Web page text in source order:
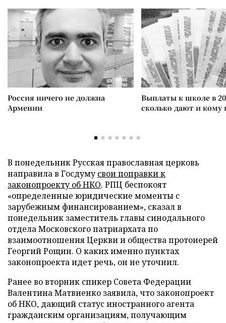
Россия ничего не должна
Армении
Выплаты к школе в
сколько дают и
В понедельник Русская православная церковь
направила в Госдумусвои поправкик
законопроекту об НКО. РПЦ беспокоят
«определенные юридические моменты с
зарубежным финансированием», сказал в
понедельник заместитель главы синодального
отдела Московского патриархата по
взаимоотношения Церкви и общества протоиерей
Георгий Рощин. О каких именно пунктах
законопроекта идет речь, он не уточнил.
Ранее во вторник спикер Совета Федерации
Валентина Матвиенко заявила, что законопроект
об НКО, дающий статус иностранного агента
гражданским организациям, получающим